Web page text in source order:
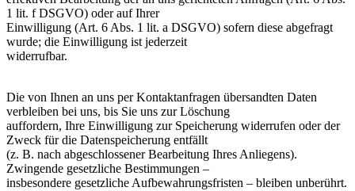
1 lit. f DSGVO) oder auf Ihrer
Einwilligung (Art. 6 Abs. 1 lit. a DSGVO) sofern diese abgefragt
wurde; die Einwilligung ist jederzeit
widerrufbar.
Die von Ihnen an uns per Kontaktanfragen übersandten Daten
verbleiben bei uns, bis Sie uns zur Löschung
auffordern, Ihre Einwilligung zur Speicherung widerrufen oder der
Zweck für die Datenspeicherung entfällt
(z. B. nach abgeschlossener Bearbeitung Ihres Anliegens).
Zwingende gesetzliche Bestimmungen –
insbesondere gesetzliche Aufbewahrungsfristen – bleiben unberührt.